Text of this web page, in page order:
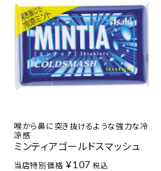
喉から鼻に突き抜けるような強力な冷
涼感
ミンティアゴールドスマッシュ
当店特別価格 ¥107 税込